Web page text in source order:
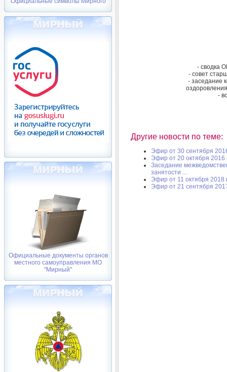
Официальные документы органов
местного самоуправления МО
"Мирный"
- сводка
- совет
- заседание
-
Другие новости по теме:
Эфир от 30 сентября
Эфир от 20 октября 2016
Заседание
занятости ...
Эфир от 11 октября 2018
Эфир от 21 сентября